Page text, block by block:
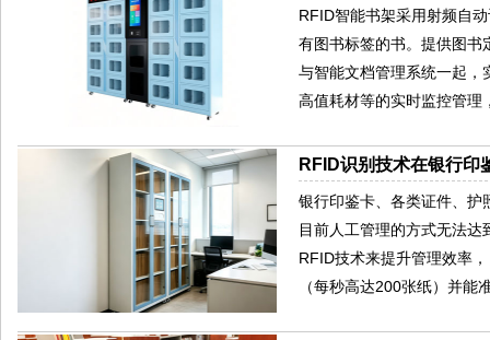
RFID智能书架采用射频自
有图书标签的书。提供图书
与智能文档管理系统一起，
高值耗材等的实时监控管理
RFID识别技术在银行印
银行印鉴卡、各类证件、护
目前人工管理的方式无法
RFID技术来提升管理效率
（每秒高达200张纸）并能